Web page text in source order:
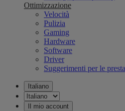
Ottimizzazione
Velocità
Pulizia
Gaming
Hardware
Software
Driver
Suggerimenti per le
Italiano
Il mio account